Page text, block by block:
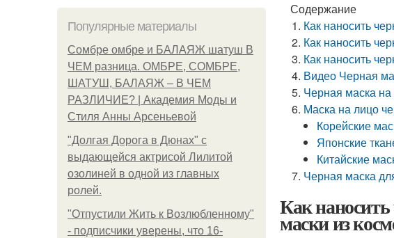
Популярные материалы
Сомбре омбре и БАЛАЯЖ шатуш В
ЧЕМ разница. ОМБРЕ, СОМБРЕ,
ШАТУШ, БАЛАЯЖ – В ЧЕМ
РАЗЛИЧИЕ? | Академия Моды и
Стиля Анны Арсеньевой
"Долгая Дорога в Дюнах" с
выдающейся актрисой Лилитой
озолиней в одной из главных
ролей.
"Отпустили Жить к Возлюбленному"
- подписчики уверены, что 16-
Содержание
Как наносить
Как наносить
Как наносить
Видео Черная
Черная маска на
Маска на лицо
Корейские
Японские
Китайские
Черная маска
Как
маски из